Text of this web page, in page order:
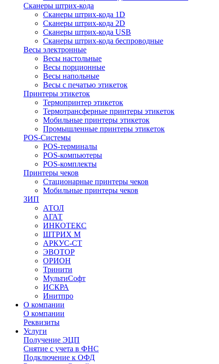
Сканеры штрих-кода
Сканеры штрих-кода 1D
Сканеры штрих-кода 2D
Сканеры штрих-кода USB
Сканеры штрих-кода беспроводные
Весы электронные
Весы настольные
Весы порционные
Весы напольные
Весы с печатью этикеток
Принтеры этикеток
Термопринтер этикеток
Термотрансферные принтеры этикеток
Мобильные принтеры этикеток
Промышленные принтеры этикеток
POS-Системы
POS-терминалы
POS-компьютеры
POS-комплекты
Принтеры чеков
Стационарные принтеры чеков
Мобильные принтеры чеков
ЗИП
АТОЛ
АГАТ
ИНКОТЕКС
ШТРИХ М
АРКУС-СТ
ЭВОТОР
ОРИОН
Тринити
МультиСофт
ИСКРА
Инитпро
О компании
О компании
Реквизиты
Услуги
Получение ЭЦП
Снятие с учета в ФНС
Подключение к ОФД